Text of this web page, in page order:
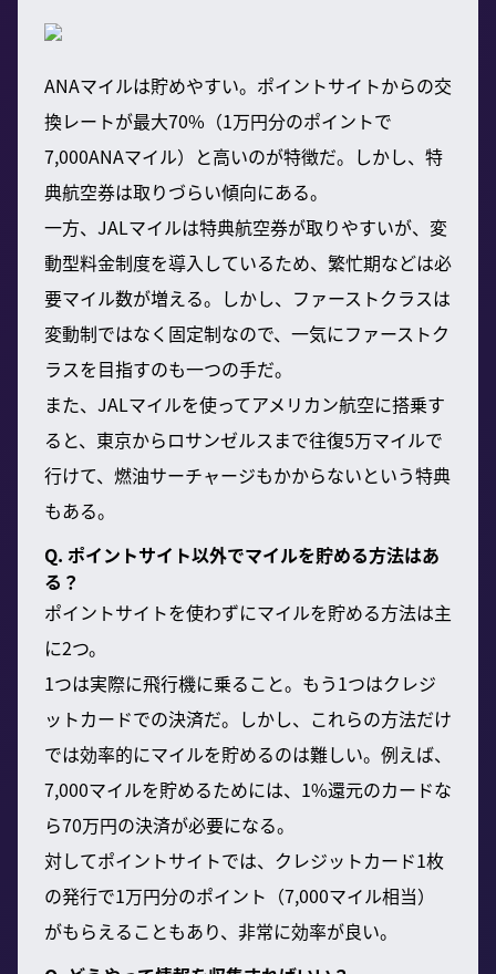
ANAマイルは貯めやすい。ポイントサイトからの交
換レートが最大70%（1万円分のポイントで
7,000ANAマイル）と高いのが特徴だ。しかし、特
典航空券は取りづらい傾向にある。
一方、JALマイルは特典航空券が取りやすいが、変
動型料金制度を導入しているため、繁忙期などは必
要マイル数が増える。しかし、ファーストクラスは
変動制ではなく固定制なので、一気にファーストク
ラスを目指すのも一つの手だ。
また、JALマイルを使ってアメリカン航空に搭乗す
ると、東京からロサンゼルスまで往復5万マイルで
行けて、燃油サーチャージもかからないという特典
もある。
Q. ポイントサイト以外でマイルを貯める方法はあ
る？
ポイントサイトを使わずにマイルを貯める方法は主
に2つ。
1つは実際に飛行機に乗ること。もう1つはクレジ
ットカードでの決済だ。しかし、これらの方法だけ
では効率的にマイルを貯めるのは難しい。例えば、
7,000マイルを貯めるためには、1%還元のカードな
ら70万円の決済が必要になる。
対してポイントサイトでは、クレジットカード1枚
の発行で1万円分のポイント（7,000マイル相当）
がもらえることもあり、非常に効率が良い。